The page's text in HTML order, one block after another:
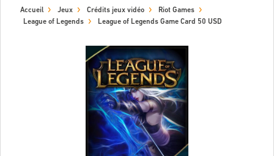
navigation
Accueil Jeux Crédits jeux vidéo
Riot Games
League of Legends
League of Legends Game Card 50 USD